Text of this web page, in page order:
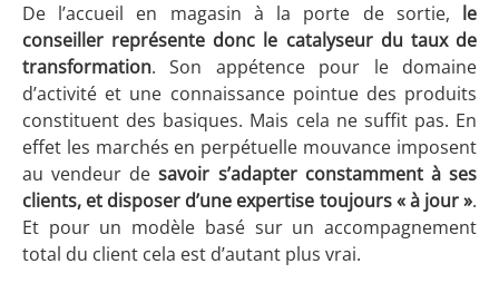
De l’accueil en magasin à la porte de sortie, le
conseiller représente donc le catalyseur du taux de
transformation. Son appétence pour le domaine
d’activité et une connaissance pointue des produits
constituent des basiques. Mais cela ne suffit pas. En
effet les marchés en perpétuelle mouvance imposent
au vendeur desavoir s’adapter constamment à ses
clients, et disposer d’une expertise toujours « à jour ».
Et pour un modèle basé sur un accompagnement
total du client cela est d’autant plus vrai.